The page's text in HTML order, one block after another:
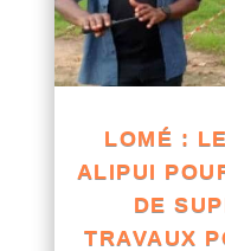
LOMÉ :
ALIPUI
DE
TRAVAUX